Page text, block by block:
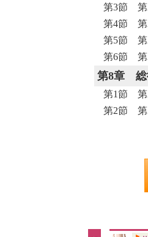
第3節 第
第4節 第
第5節 第
第6節 第
第8章
第1節 第
第2節 第